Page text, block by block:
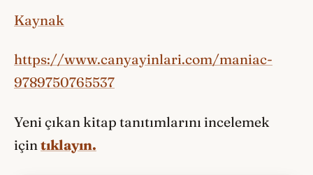
Kaynak
https://www.canyayinlari.com/maniac-
9789750765537
Yeni çıkan kitap tanıtımlarını incelemek
için tıklayın.